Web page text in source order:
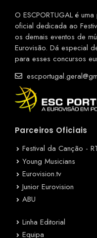
O ESCPORTUGAL é
oficial dedicada ao
os demais eventos de
Eurovisão. Dá especial
para esses concursos
Parceiros Oficiais
Festival da Canção -
Young Musicians
Eurovision.tv
Junior Eurovision
ABU
Linha Editorial
Equipa